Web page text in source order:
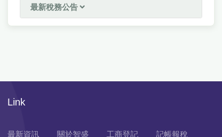
最新稅務公告
Link
最新資訊 關於智盛 工商登記 記帳報稅